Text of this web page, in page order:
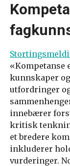
«Kompetanse
kunnskaper
utfordringer
innebærer
kritisk
et bredere
inkluderer
vurderinger.